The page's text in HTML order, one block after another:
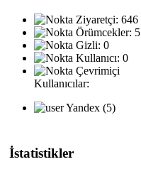
Ziyaretçi: 646
Örümcekler: 5
Gizli: 0
Kullanıcı: 0
Çevrimiçi
Kullanıcılar:
Yandex (5)
İstatistikler